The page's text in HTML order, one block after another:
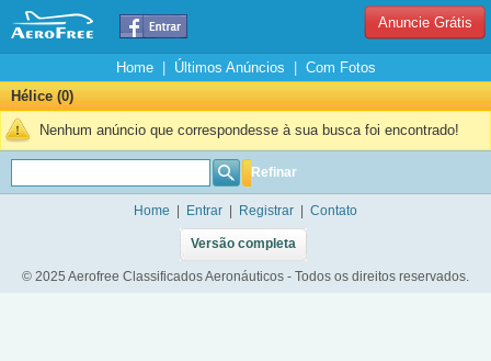
Anuncie Grátis
Home| Últimos Anúncios
Com Fotos
Hélice (0)
Nenhum anúncio que correspondesse à sua busca foi encontrado!
Refinar
Home Entrar Registrar Contato
Versão completa
© 2025 Aerofree Classificados Aeronáuticos - Todos os direitos reservados.